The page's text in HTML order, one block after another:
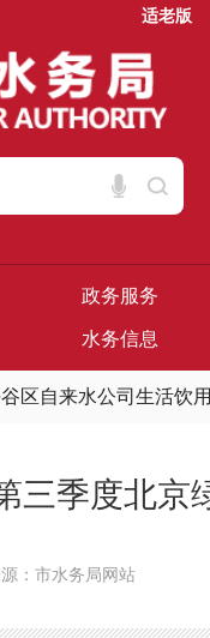
适老版
政务服务
水务信息
区自来水公司生活饮
三季度北
：市水务局网站